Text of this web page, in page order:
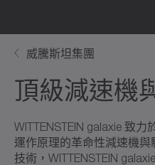
威騰斯坦集團
頂級減速機
WITTENSTEIN galaxie 致
運作原理的革命性減速機
技術，WITTENSTEIN